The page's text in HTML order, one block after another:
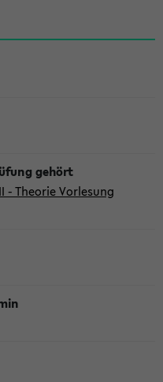
- Theorie Vorlesung